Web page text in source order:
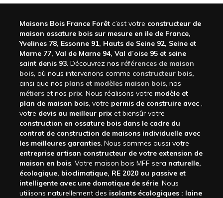
Maisons Bois France Forêt c’est votre constructeur de
maison ossature bois sur mesure en ile de France,
Yvelines 78, Essonne 91, Hauts de Seine 92, Seine et
Marne 77, Val de Marne 94, Val d’oise 95 et seine
saint denis 93. Découvrez nos références de maison
bois, où nous intervenons comme constructeur bois,
ainsi que nos plans et modèles maison bois, nos
métiers et nos prix. Nous réalisons votre modèle et
plan de maison bois, votre permis de construire avec ,
votre devis au meilleur prix et biensûr votre
construction en ossature bois dans le cadre du
contrat de construction de maisons individuelle avec
les meilleures garanties. Nous sommes aussi votre
entreprise artisan constructeur de votre extension de
maison en bois. Votre maison bois MFF sera naturelle,
écologique, bioclimatique, RE 2020 ou passive et
intelligente avec une domotique de série. Nous
utilisons naturellement des isolants écologiques : laine